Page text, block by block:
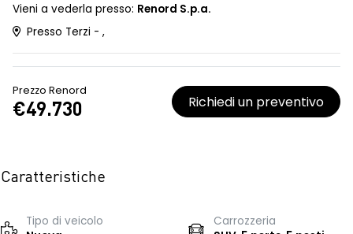
Vieni a vederla presso: Renord S.p.a.
Presso Terzi - ,
Prezzo Renord
€49.730 Richiedi un preventivo
Caratteristiche
Tipo di veicolo
Carrozzeria